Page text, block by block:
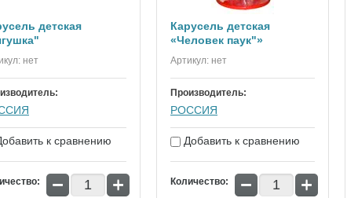
детская
нет
к сравнению
− +
Карусель детская
«Человек паук"»
Артикул: нет
Производитель:
РОССИЯ
Добавить к сравнению
Количество: − +